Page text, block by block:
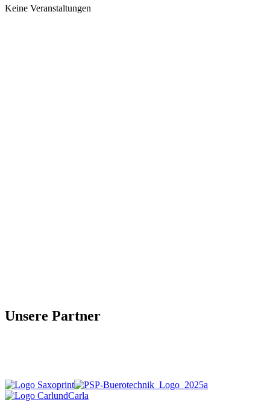
Keine Veranstaltungen
Unsere Partner